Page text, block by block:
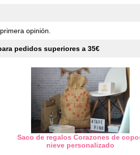
opinión.
pedidos superiores a 35€
Saco de regalos Corazones de
nieve personalizado